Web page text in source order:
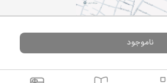
ناموجود
A Pluss
Powered By